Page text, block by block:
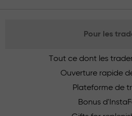
Pour les
Tout ce dont les
Ouverture rapide
Plateforme de
Bonus